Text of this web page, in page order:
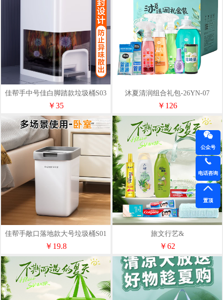
佳帮手中号佳白脚踏款垃圾桶S03
￥35
沐夏清润组合礼包-26YN-07
￥126
佳帮手敞口落地款大号垃圾桶S01
￥19.8
旅文行艺&
￥62
公众号
电话咨询
置顶